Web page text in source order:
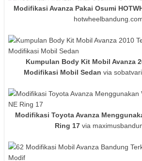
Modifikasi Avanza Pakai Osumi
Kumpulan Body Kit Mobil Avanza
Modifikasi Mobil Sedan via
Modifikasi Toyota Avanza
Ring 17 via